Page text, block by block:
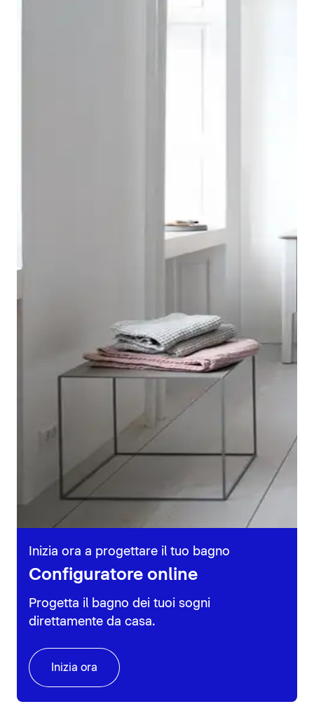
Inizia ora a progettare il tuo bagno
Configuratore online
Progetta il bagno dei tuoi sogni
direttamente da casa.
Inizia ora